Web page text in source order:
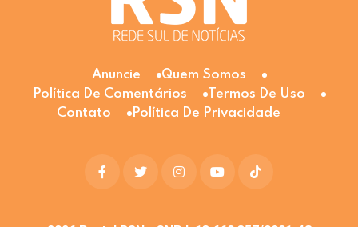
Anuncie
Quem Somos
Política De Comentários
Termos De Uso
Contato
Política De Privacidade